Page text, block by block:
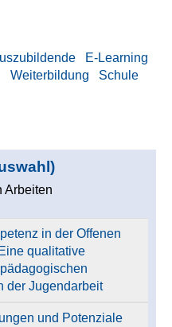
E-Learning
Schule
Weiterbildung
Arbeiten
in der Offenen
qualitative
der Jugendarbeit
und Potenziale